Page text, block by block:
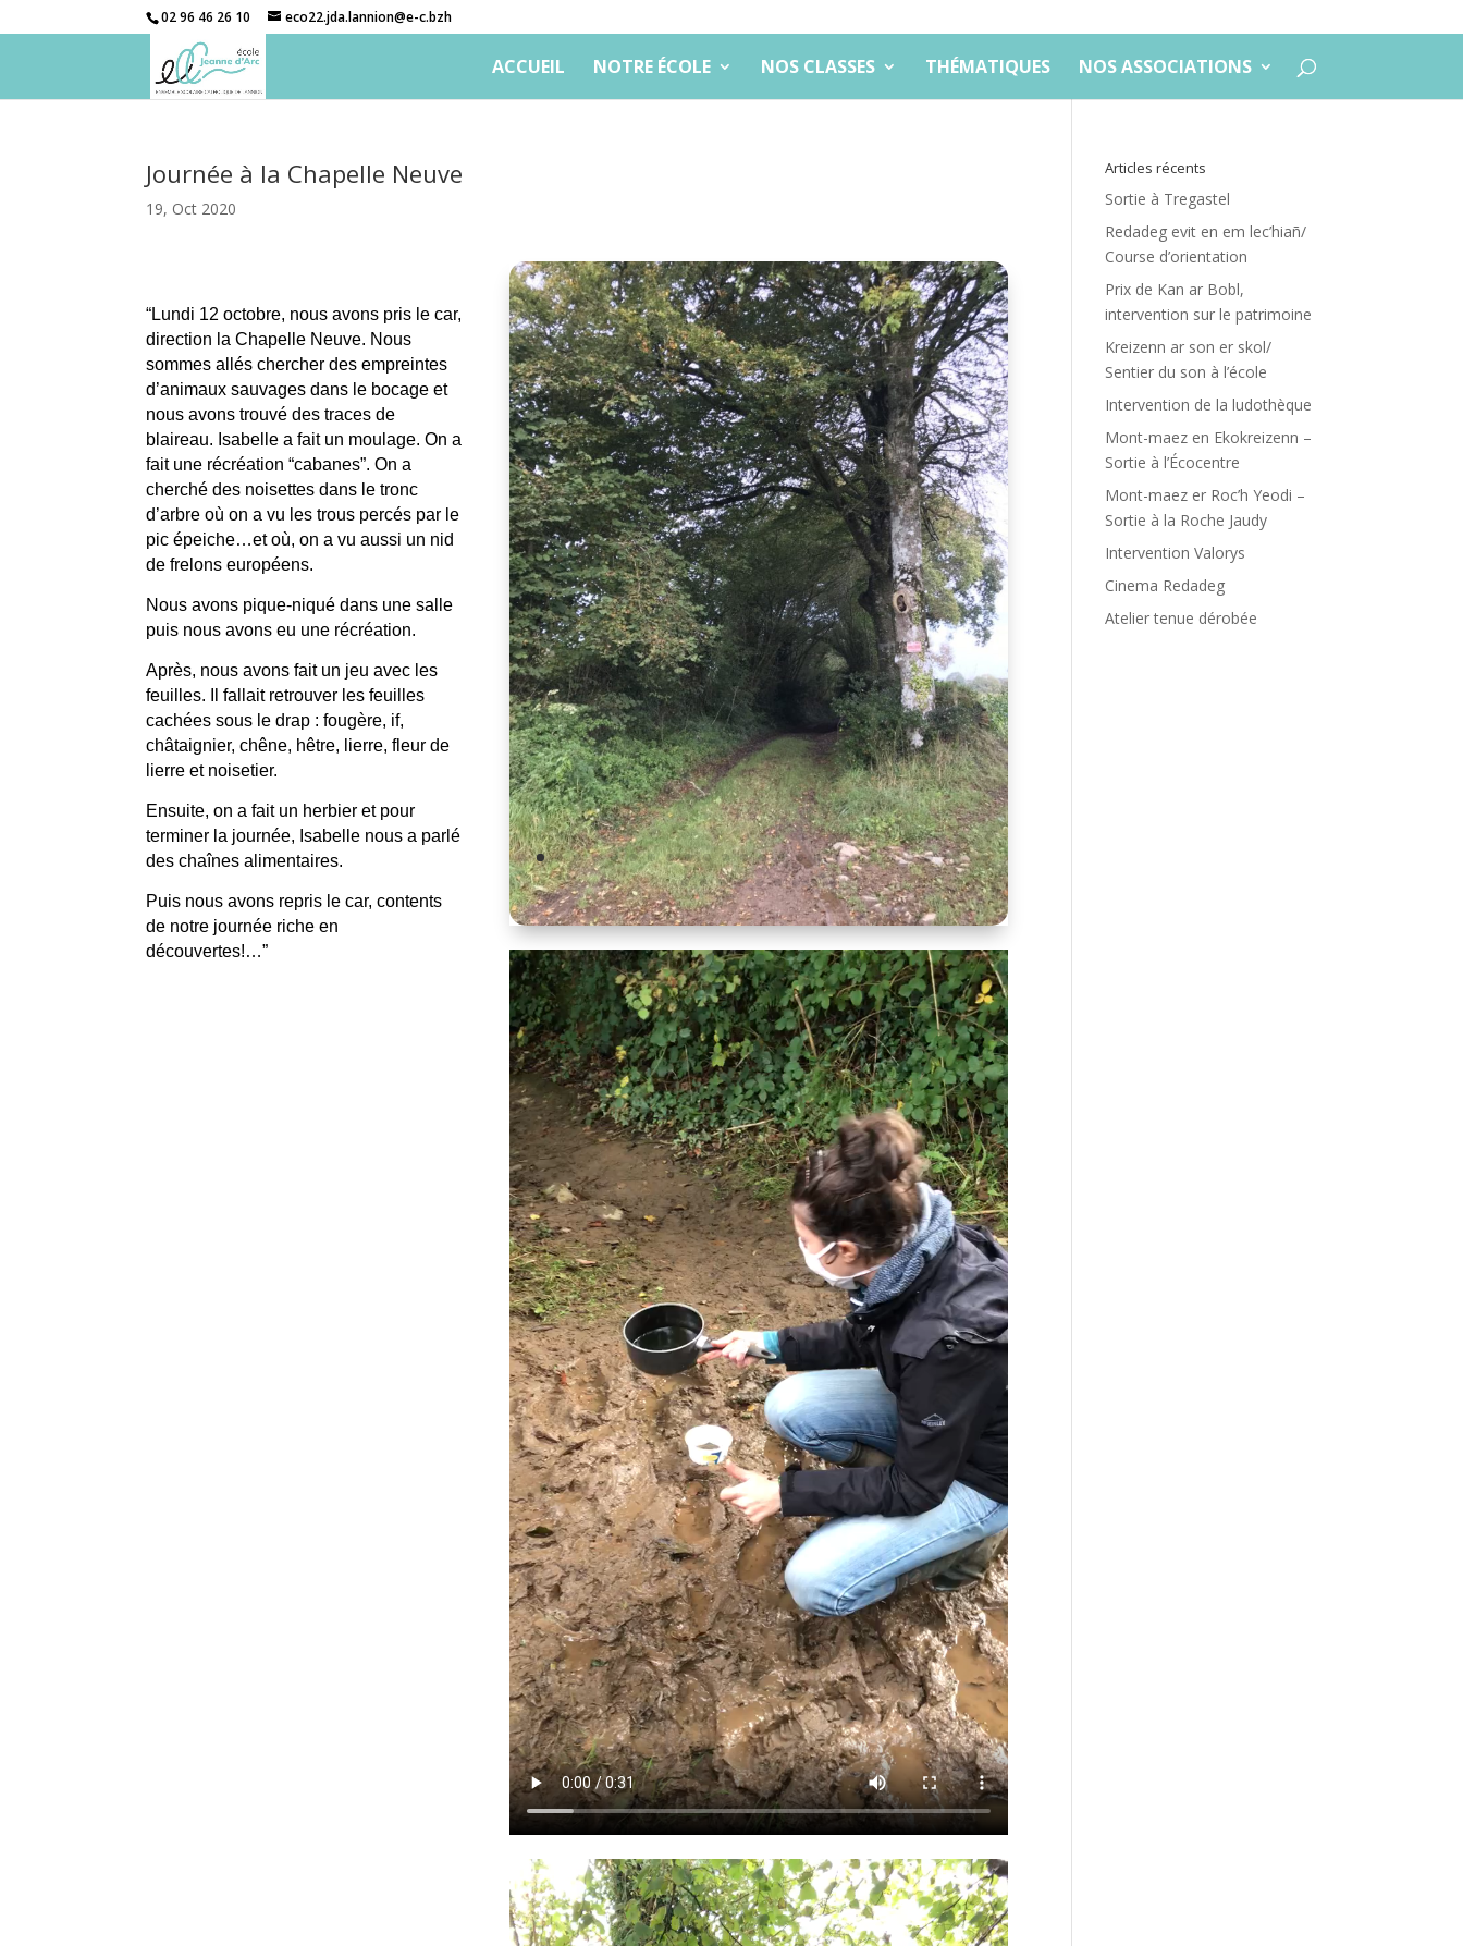
02 96 46 26 10 eco22.jda.lannion@e-c.bzh
ACCUEIL NOTRE ÉCOLE NOS CLASSES THÉMATIQUES NOS ASSOCIATIONS
Journée à la Chapelle Neuve
19, Oct 2020
“Lundi 12 octobre, nous avons pris le car,
direction la Chapelle Neuve. Nous
sommes allés chercher des empreintes
d’animaux sauvages dans le bocage et
nous avons trouvé des traces de
blaireau. Isabelle a fait un moulage. On a
fait une récréation “cabanes”. On a
cherché des noisettes dans le tronc
d’arbre où on a vu les trous percés par le
pic épeiche…et où, on a vu aussi un nid
de frelons européens.
Nous avons pique-niqué dans une salle
puis nous avons eu une récréation.
Après, nous avons fait un jeu avec les
feuilles. Il fallait retrouver les feuilles
cachées sous le drap : fougère, if,
châtaignier, chêne, hêtre, lierre, fleur de
lierre et noisetier.
Ensuite, on a fait un herbier et pour
terminer la journée, Isabelle nous a parlé
des chaînes alimentaires.
Puis nous avons repris le car, contents
de notre journée riche en
découvertes!…”
Articles récents
Sortie à Tregastel
Redadeg evit en em lec’hiañ/
Course d’orientation
Prix de Kan ar Bobl,
intervention sur le patrimoine
Kreizenn ar son er skol/
Sentier du son à l’école
Intervention de la ludothèque
Mont-maez en Ekokreizenn –
Sortie à l’Écocentre
Mont-maez er Roc’h Yeodi –
Sortie à la Roche Jaudy
Intervention Valorys
Cinema Redadeg
Atelier tenue dérobée